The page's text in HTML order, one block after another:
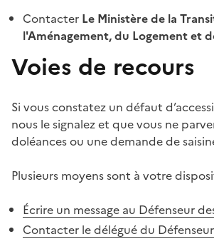
Contacter Le Ministère de la
l'Aménagement, du Logement et
Voies de recours
Si vous constatez un défaut
nous le signalez et que vous ne
doléances ou une demande de
Plusieurs moyens sont à votre
Écrire un message au Défenseur
Contacter le délégué du